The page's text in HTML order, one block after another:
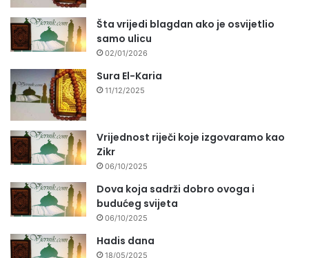
Šta vrijedi blagdan ako je osvijetlio
samo ulicu
02/01/2026
Sura El-Karia
11/12/2025
Vrijednost riječi koje izgovaramo kao
Zikr
06/10/2025
Dova koja sadrži dobro ovoga i
budućeg svijeta
06/10/2025
Hadis dana
18/05/2025